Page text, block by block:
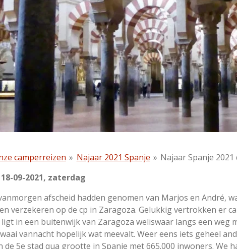
camperreizen » Najaar 2021 Spanje » Najaar Spanje 2021
09-2021, zaterdag
afscheid hadden genomen van Marjos en André,
verzekeren op de cp in Zaragoza. Gelukkig vertrokken er
ligt in een buitenwijk van Zaragoza weliswaar langs een
vannacht hopelijk wat meevalt. Weer eens iets geheel
de 5e stad qua grootte in Spanje met 665.000 inwoners. We